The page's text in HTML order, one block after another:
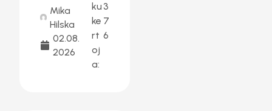
Mika
Hilska
02.08.
2026
ku
ke
rt
oj
a:
3
7
6